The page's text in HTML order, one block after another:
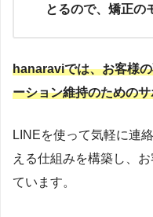
とるので、矯正の
hanaraviでは、お客様
ーション維持のための
LINEを使って気軽に連
える仕組みを構築し、
ています。